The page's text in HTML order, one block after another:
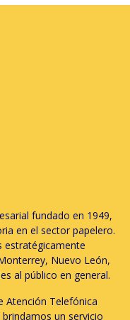
fundado en 1949,
en el sector papelero.
estratégicamente
Nuevo León,
al público en general.
Atención Telefónica
un servicio